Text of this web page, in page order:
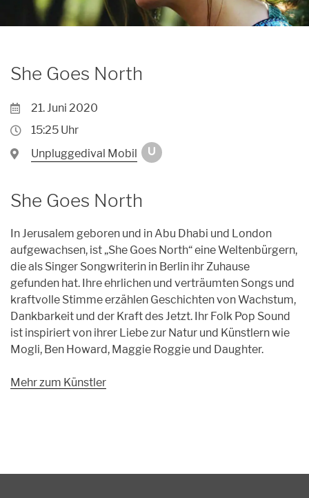
Archiv
Unpluggedival Fête 2026
Übersicht
Caroussel
Kontakt
Förderung
Künstler*innen
Anmeldungen
She Goes North
21. Juni 2020
15:25 Uhr
Unpluggedival Mobil
U
She Goes North
In Jerusalem geboren und in Abu Dhabi und London
aufgewachsen, ist „She Goes North“ eine Weltenbürgern,
die als Singer Songwriterin in Berlin ihr Zuhause
gefunden hat. Ihre ehrlichen und verträumten Songs und
kraftvolle Stimme erzählen Geschichten von Wachstum,
Dankbarkeit und der Kraft des Jetzt. Ihr Folk Pop Sound
ist inspiriert von ihrer Liebe zur Natur und Künstlern wie
Mogli, Ben Howard, Maggie Roggie und Daughter.
Mehr zum Künstler